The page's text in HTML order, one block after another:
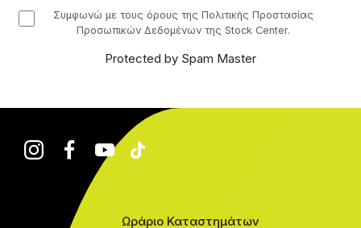
checkbox
Συμφωνώ με τους όρους της Πολιτικής Προστασίας
Προσωπικών Δεδομένων της Stock Center.
Protected by Spam Master
Ωράριο Καταστημάτων